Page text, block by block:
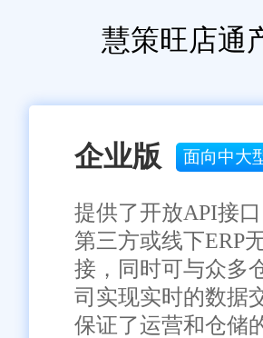
慧策旺店通
企业版 面向中大
提供了开放API接
第三方或线下ERP
接，同时可与众多
司实现实时的数据
保证了运营和仓储